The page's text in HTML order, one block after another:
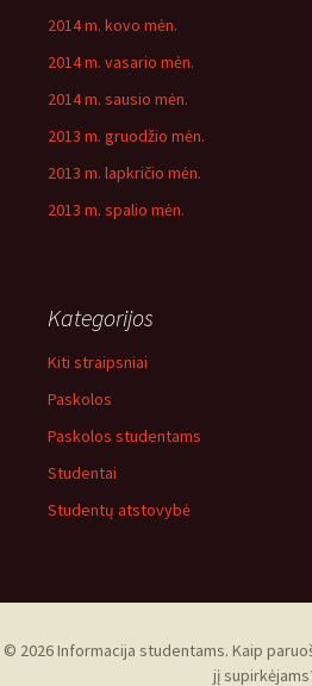
2014 m. kovo mėn.
2014 m. vasario mėn.
2014 m. sausio mėn.
2013 m. gruodžio mėn.
2013 m. lapkričio mėn.
2013 m. spalio mėn.
Kategorijos
Kiti straipsniai
Paskolos
Paskolos studentams
Studentai
Studentų atstovybė
© 2026 Informacija studentams. Kaip
jį